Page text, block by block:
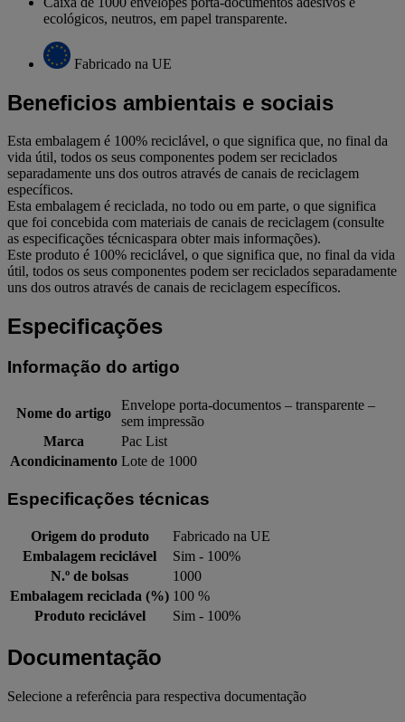
ecológicos, neutros, em papel transparente.
Fabricado na UE
Beneficios ambientais e sociais
Esta embalagem é 100% reciclável, o que significa que, no final da
vida útil, todos os seus componentes podem ser reciclados
separadamente uns dos outros através de canais de reciclagem
específicos.
Esta embalagem é reciclada, no todo ou em parte, o que significa
que foi concebida com materiais de canais de reciclagem (consulte
as especificações técnicaspara obter mais informações).
Este produto é 100% reciclável, o que significa que, no final da vida
útil, todos os seus componentes podem ser reciclados separadamente
uns dos outros através de canais de reciclagem específicos.
Especificações
Informação do artigo
Nome do artigo
Envelope porta-documentos – transparente –
sem impressão
Marca
Pac List
Acondicinamento Lote de 1000
Especificações técnicas
Origem do produto
Fabricado na UE
Embalagem reciclável
Sim - 100%
N.º de bolsas
1000
Embalagem reciclada (%) 100 %
Produto reciclável
Sim - 100%
Documentação
Selecione a referência para respectiva documentação